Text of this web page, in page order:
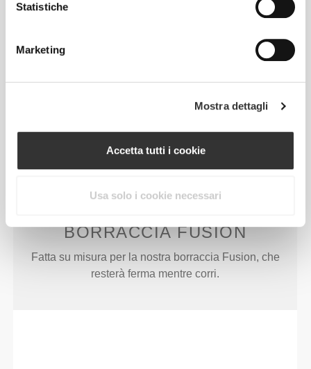
Statistiche
Marketing
Mostra dettagli
Accetta tutti i cookie
Usa solo i cookie necessari
del peso.
BORRACCIA FUSION
Fatta su misura per la nostra borraccia Fusion, che
resterà ferma mentre corri.